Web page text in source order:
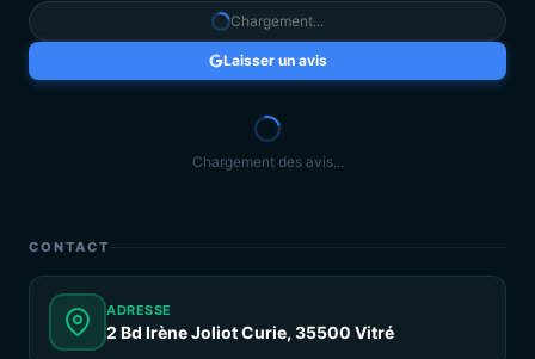
Chargement...
Laisser un avis
Chargement des avis...
CONTACT
ADRESSE
2 Bd Irène Joliot Curie, 35500 Vitré